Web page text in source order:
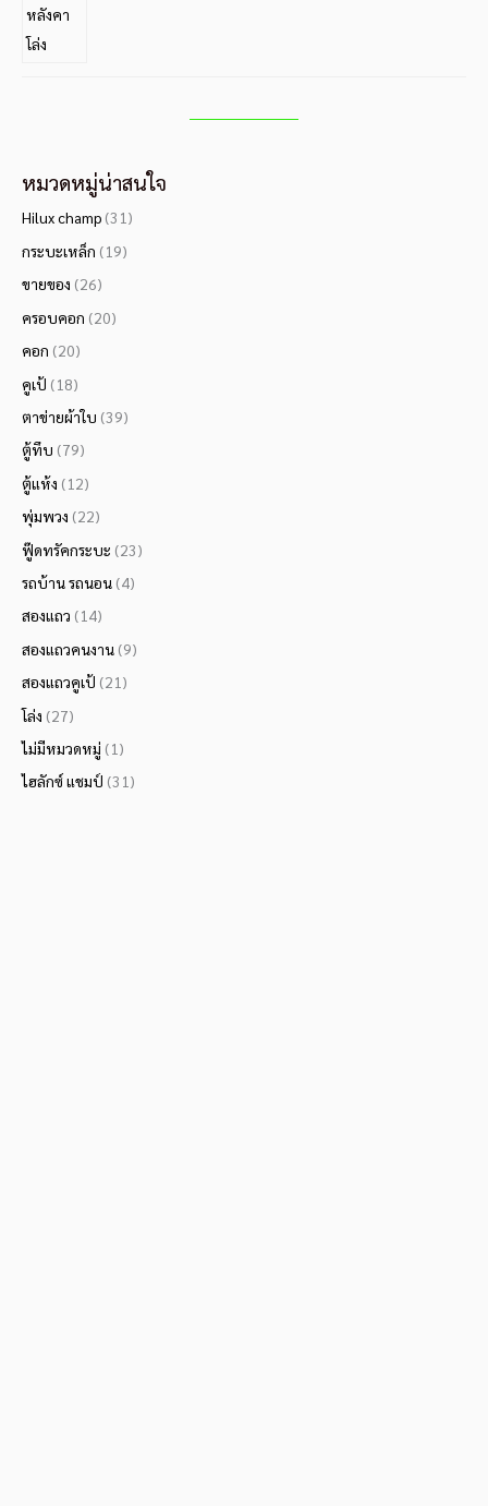
หมวดหมู่น่าสนใจ
Hilux champ (31)
กระบะเหล็ก (19)
ขายของ (26)
ครอบคอก (20)
คอก (20)
คูเป้ (18)
ตาข่ายผ้าใบ (39)
ตู้ทึบ (79)
ตู้แห้ง (12)
พุ่มพวง (22)
ฟู๊ดทรัคกระบะ (23)
รถบ้าน รถนอน (4)
สองแถว (14)
สองแถวคนงาน (9)
สองแถวคูเป้ (21)
โล่ง (27)
ไม่มีหมวดหมู่ (1)
ไฮลักซ์ แชมป์ (31)